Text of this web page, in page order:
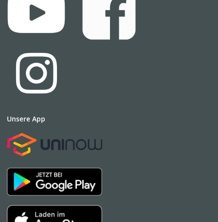
Unsere App